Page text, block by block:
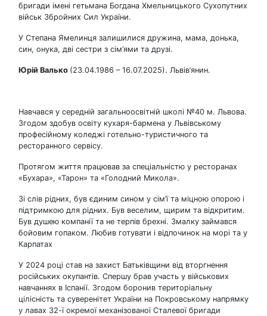
бригади імені гетьмана Богдана Хмельницького Сухопутних
військ Збройних Сил України.
У Степана Ямелинця залишилися дружина, мама, донька,
син, онука, дві сестри з сім’ями та друзі.
Юрій Валько (23.04.1986 – 16.07.2025). Львів’янин.
Навчався у середній загальноосвітній школі №40 м. Львова.
Згодом здобув освіту кухаря-бармена у Львівському
професійному коледжі готельно-туристичного та
ресторанного сервісу.
Протягом життя працював за спеціальністю у ресторанах
«Бухара», «Тарон» та «Голодний Микола».
Зі слів рідних, був єдиним сином у сім’ї та міцною опорою і
підтримкою для рідних. Був веселим, щирим та відкритим.
Був душею компанії та не терпів брехні. Змалку займався
бойовим гопаком. Любив готувати і відпочинок на морі та у
Карпатах
У 2024 році став на захист Батьківщини від вторгнення
російських окупантів. Спершу брав участь у військових
навчаннях в Іспанії. Згодом боронив територіальну
цілісність та суверенітет України на Покровському напрямку
у лавах 32-ї окремої механізованої Сталевої бригади